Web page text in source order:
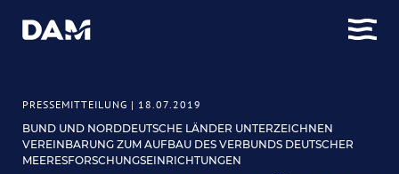
PRESSEMITTEILUNG | 18.07.2019
BUND UND NORDDEUTSCHE LÄNDER UNTERZEICHNEN
VEREINBARUNG ZUM AUFBAU DES VERBUNDS DEUTSCHER
MEERESFORSCHUNGSEINRICHTUNGEN